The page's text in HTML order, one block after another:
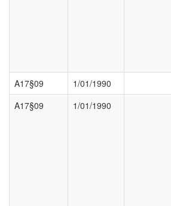
A17§09
1/01/1990
A17§09
1/01/1990